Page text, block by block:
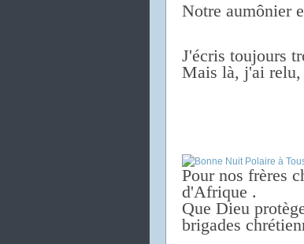
Notre aumônier
J'écris toujours
Mais là, j'ai relu,
Pour nos frères
d'Afrique .
Que Dieu
brigades